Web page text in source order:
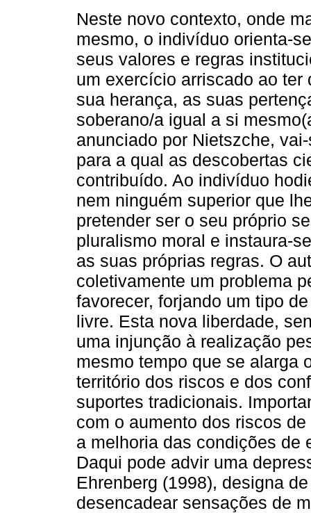
Neste novo contexto, onde
mesmo, o indivíduo orienta-
seus valores e regras
um exercício arriscado ao
sua herança, as suas
soberano/a igual a si
anunciado por Nietszche,
para a qual as descobertas
contribuído. Ao indivíduo
nem ninguém superior que
pretender ser o seu próprio
pluralismo moral e instaura-
as suas próprias regras. O
coletivamente um problema
favorecer, forjando um tipo
livre. Esta nova liberdade,
uma injunção à realização
mesmo tempo que se alarga
território dos riscos e dos
suportes tradicionais.
com o aumento dos riscos
a melhoria das condições de
Daqui pode advir uma
Ehrenberg (1998), designa
desencadear sensações de